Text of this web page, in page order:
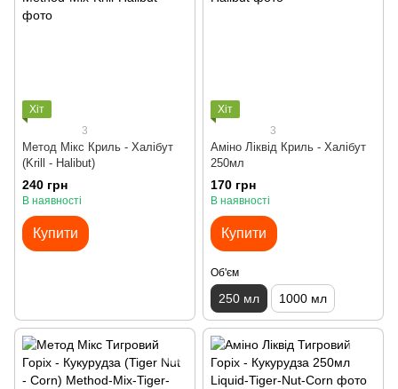
Хіт
3
Метод Мікс Криль - Халібут
(Krill - Halibut)
240 грн
В наявності
Купити
Хіт
3
Аміно Ліквід Криль - Халібут
250мл
170 грн
В наявності
Купити
Об'єм
250 мл 1000 мл